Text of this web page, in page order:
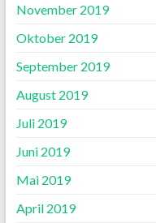
November 2019
Oktober 2019
September 2019
August 2019
Juli 2019
Juni 2019
Mai 2019
April 2019